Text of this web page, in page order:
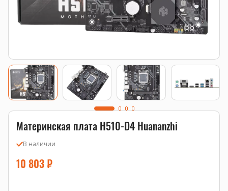
Материнская плата H510-D4 Huananzhi
В наличии
10 803₽